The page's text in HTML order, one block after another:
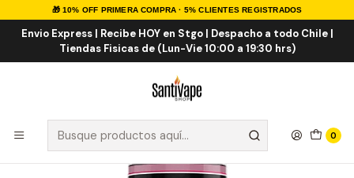
🎁 10% OFF PRIMERA COMPRA · 5% CLIENTES REGISTRADOS
Envio Express | Recibe HOY en Stgo | Despacho a todo Chile |
Tiendas Fisicas de (Lun-Vie 10:00 a 19:30 hrs)
0
Inicio E-LIQUID IMPORTADOS Eliquid Importados 120ml
Pink 120ml